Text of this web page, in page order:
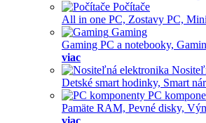
Počítače
All in one PC, Zostavy PC,
Gaming
Gaming PC a notebooky,
viac
Detské smart hodinky, Smart
PC
Pamäte RAM, Pevné disky,
viac